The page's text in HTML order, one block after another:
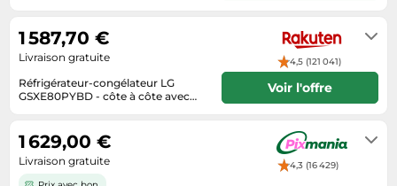
Réfrigérateur-congélateur LG
GSXE80PYBD - côte à côte avec
(lxpxh) - 628 litres argent
4,5 (121 041)
1 587,70 €
Livraison gratuite
Voir l'offre
4,3 (16 429)
1 629,00 €
Livraison gratuite